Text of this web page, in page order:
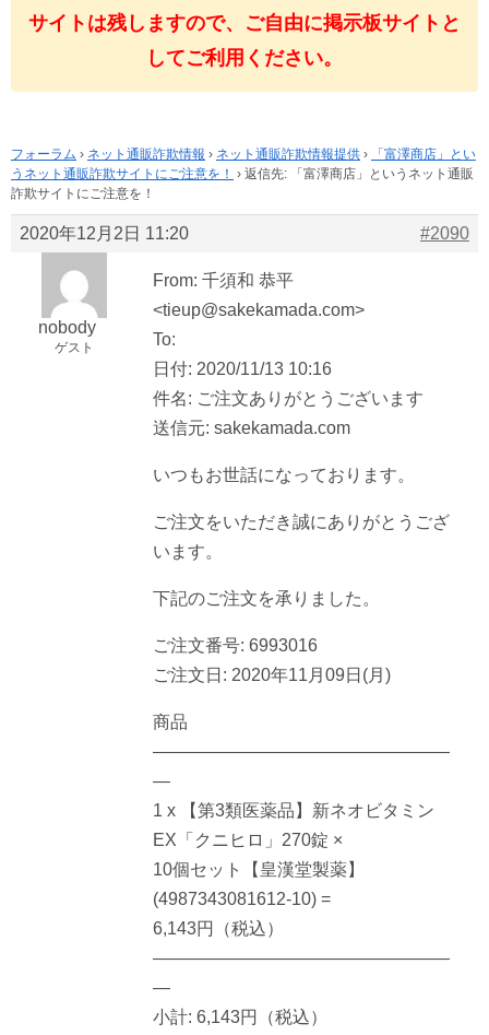
サイトは残しますので、ご自由に掲示板サイトと
してご利用ください。
フォーラム › ネット通販詐欺情報 › ネット通販詐欺情報提供 ›
「富澤商店」とい
うネット通販詐欺サイトにご注意を！ › 返信先: 「富澤商店」というネット通販
詐欺サイトにご注意を！
2020年12月2日 11:20 #2090
nobody
ゲスト
From: 千須和 恭平
<tieup@sakekamada.com>
To:
日付: 2020/11/13 10:16
件名: ご注文ありがとうございます
送信元: sakekamada.com
いつもお世話になっております。
ご注文をいただき誠にありがとうござ
います。
下記のご注文を承りました。
ご注文番号: 6993016
ご注文日: 2020年11月09日(月)
商品
—————————————————
—
1 x 【第3類医薬品】新ネオビタミン
EX「クニヒロ」270錠 ×
10個セット【皇漢堂製薬】
(4987343081612-10) =
6,143円（税込）
—————————————————
—
小計: 6,143円（税込）